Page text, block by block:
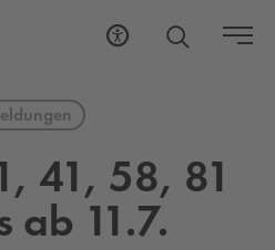
41, 58, 81
ab 11.7.